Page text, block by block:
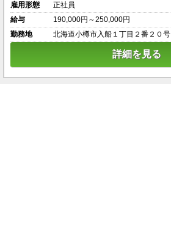
雇用形態
正社員
給与
190,000円～250,000円
勤務地
北海道小樽市入船１丁目２番２０号
詳細を見る